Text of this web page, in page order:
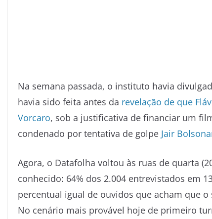
Na semana passada, o instituto havia
havia sido feita antes da revelação de que
Vorcaro, sob a justificativa de financiar um
condenado por tentativa de golpe Jair
Agora, o Datafolha voltou às ruas de quarta
conhecido: 64% dos 2.004 entrevistados em
percentual igual de ouvidos que acham que
No cenário mais provável hoje de primeiro